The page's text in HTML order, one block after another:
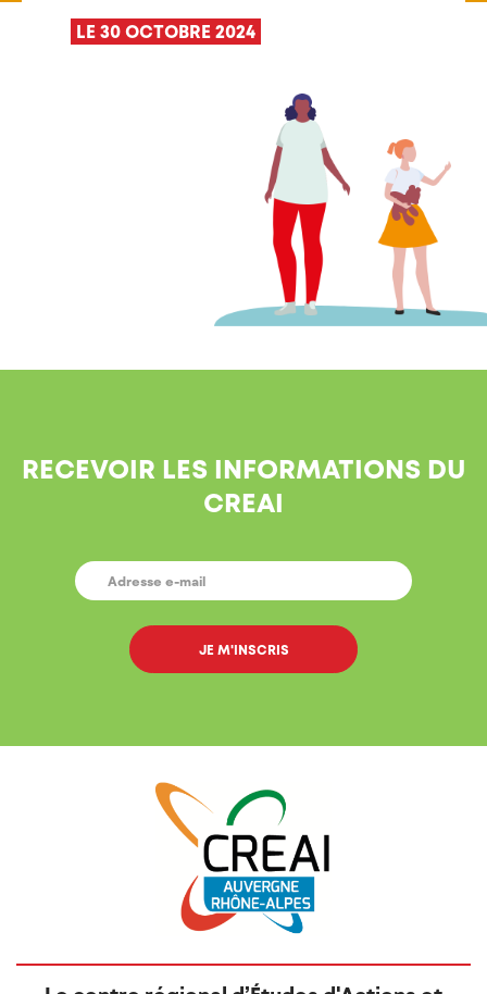
LE 30 OCTOBRE 2024
RECEVOIR LES INFORMATIONS DU
CREAI
E-
MAIL *